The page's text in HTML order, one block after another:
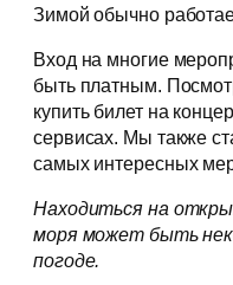
Зимой обычно
Вход на многие
быть платным.
купить билет на
сервисах. Мы также
самых интересных
Находиться на
моря может быть
погоде.